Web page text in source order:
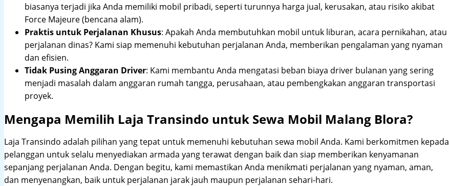
biasanya terjadi jika Anda memiliki mobil pribadi, seperti turunnya harga jual, kerusakan, atau risiko akibat
Force Majeure (bencana alam).
Praktis untuk Perjalanan Khusus: Apakah Anda membutuhkan mobil untuk liburan, acara pernikahan, atau
perjalanan dinas? Kami siap memenuhi kebutuhan perjalanan Anda, memberikan pengalaman yang nyaman
dan efisien.
Tidak Pusing Anggaran Driver: Kami membantu Anda mengatasi beban biaya driver bulanan yang sering
menjadi masalah dalam anggaran rumah tangga, perusahaan, atau pembengkakan anggaran transportasi
proyek.
Mengapa Memilih Laja Transindo untuk Sewa Mobil Malang Blora?
Laja Transindo adalah pilihan yang tepat untuk memenuhi kebutuhan sewa mobil Anda. Kami berkomitmen kepada
pelanggan untuk selalu menyediakan armada yang terawat dengan baik dan siap memberikan kenyamanan
sepanjang perjalanan Anda. Dengan begitu, kami memastikan Anda menikmati perjalanan yang nyaman, aman,
dan menyenangkan, baik untuk perjalanan jarak jauh maupun perjalanan sehari-hari.